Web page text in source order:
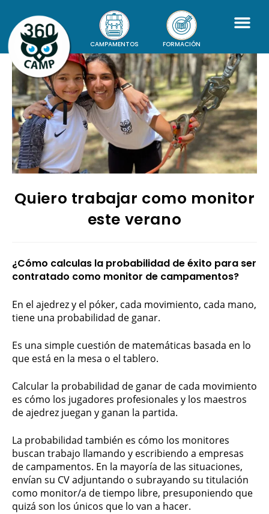
CAMPAMENTOS FORMACIÓN
Quiero trabajar como monitor
este verano
¿Cómo calculas la probabilidad de éxito para ser
contratado como monitor de campamentos?
En el ajedrez y el póker, cada movimiento, cada mano,
tiene una probabilidad de ganar.
Es una simple cuestión de matemáticas basada en lo
que está en la mesa o el tablero.
Calcular la probabilidad de ganar de cada movimiento
es cómo los jugadores profesionales y los maestros
de ajedrez juegan y ganan la partida.
La probabilidad también es cómo los monitores
buscan trabajo llamando y escribiendo a empresas
de campamentos. En la mayoría de las situaciones,
envían su CV adjuntando o subrayando su titulación
como monitor/a de tiempo libre, presuponiendo que
quizá son los únicos que lo van a hacer.